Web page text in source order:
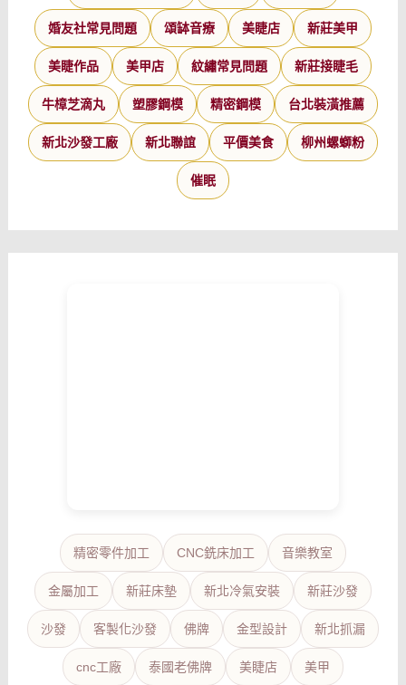
婚友社常見問題 頌缽音療 美睫店 新莊美甲
美睫作品 美甲店 紋繡常見問題 新莊接睫毛
牛樟芝滴丸 塑膠鋼模 精密鋼模 台北裝潢推薦
新北沙發工廠 新北聯誼 平價美食 柳州螺螄粉
催眠
精密零件加工 CNC銑床加工 音樂教室
金屬加工 新莊床墊 新北冷氣安裝 新莊沙發
沙發 客製化沙發 佛牌 金型設計 新北抓漏
cnc工廠 泰國老佛牌 美睫店 美甲